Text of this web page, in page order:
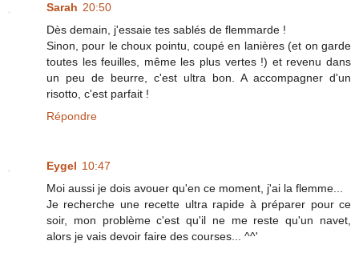
Sarah 20:50
Dès demain, j'essaie tes sablés de flemmarde !
Sinon, pour le choux pointu, coupé en lanières (et on garde
toutes les feuilles, même les plus vertes !) et revenu dans
un peu de beurre, c'est ultra bon. A accompagner d'un
risotto, c'est parfait !
Répondre
Eygel 10:47
Moi aussi je dois avouer qu'en ce moment, j'ai la flemme...
Je recherche une recette ultra rapide à préparer pour ce
soir, mon problème c'est qu'il ne me reste qu'un navet,
alors je vais devoir faire des courses... ^^'